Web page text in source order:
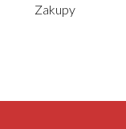
Zakupy